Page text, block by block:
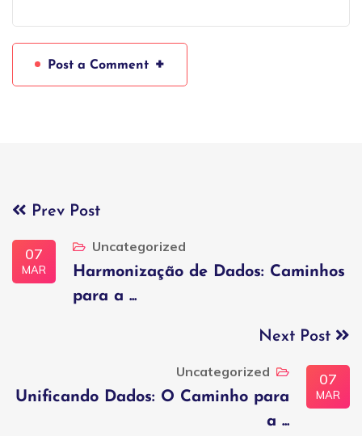
Post a Comment +
Prev Post
07
MAR
Uncategorized
Harmonização de Dados: Caminhos
para a ...
Next Post
07
MAR
Uncategorized
Unificando Dados: O Caminho para
a ...